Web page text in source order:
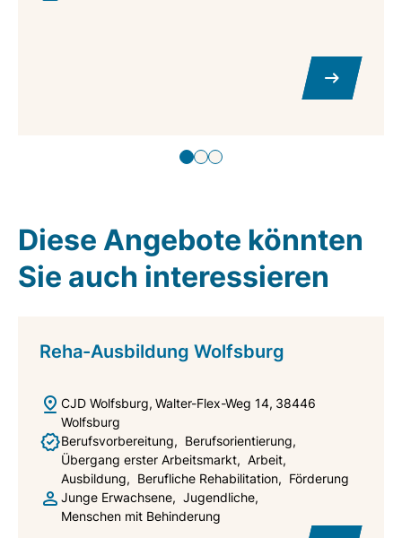
Diese Angebote könnten
Sie auch interessieren
Reha-Ausbildung Wolfsburg
CJD Wolfsburg Walter-Flex-Weg 14 38446
Wolfsburg
Berufsvorbereitung
Berufsorientierung
Übergang erster Arbeitsmarkt
Arbeit
Ausbildung
Berufliche Rehabilitation
Förderung
Junge Erwachsene
Jugendliche
Menschen mit Behinderung